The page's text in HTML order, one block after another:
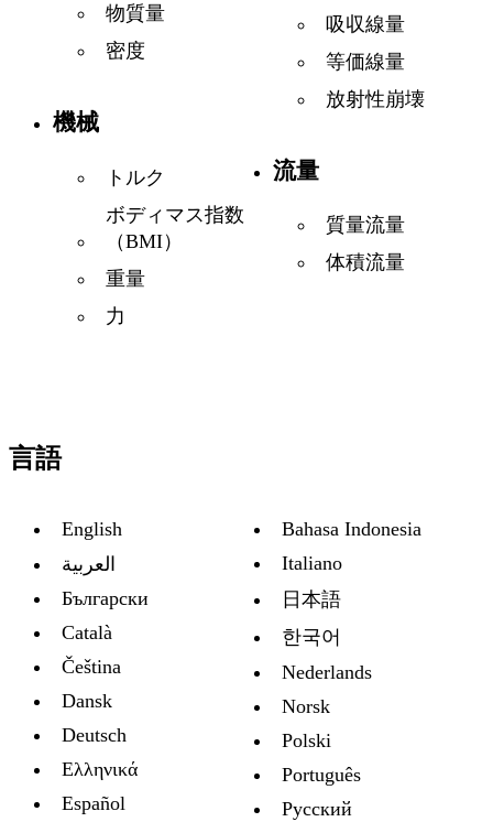
物質量
密度
機械
トルク
ボディマス指数
（BMI）
重量
力
吸収線量
等価線量
放射性崩壊
流量
質量流量
体積流量
言語
English
العربية
Български
Català
Čeština
Dansk
Deutsch
Ελληνικά
Español
Bahasa Indonesia
Italiano
日本語
한국어
Nederlands
Norsk
Polski
Português
Русский